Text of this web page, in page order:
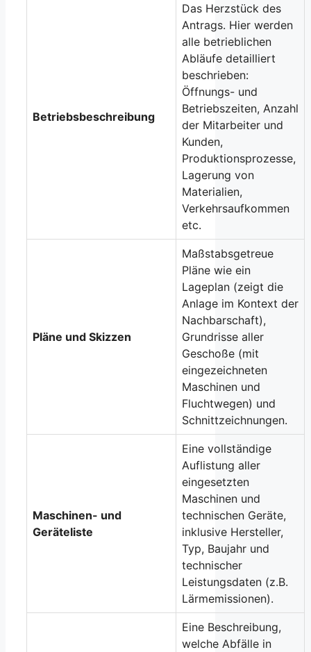
Betriebsbeschreibung
Das Herzstück des
Antrags. Hier werden
alle betrieblichen
Abläufe detailliert
beschrieben:
Öffnungs- und
Betriebszeiten, Anzahl
der Mitarbeiter und
Kunden,
Produktionsprozesse,
Lagerung von
Materialien,
Verkehrsaufkommen
etc.
Pläne und Skizzen
Maßstabsgetreue
Pläne wie ein
Lageplan (zeigt die
Anlage im Kontext der
Nachbarschaft),
Grundrisse aller
Geschoße (mit
eingezeichneten
Maschinen und
Fluchtwegen) und
Schnittzeichnungen.
Maschinen- und
Geräteliste
Eine vollständige
Auflistung aller
eingesetzten
Maschinen und
technischen Geräte,
inklusive Hersteller,
Typ, Baujahr und
technischer
Leistungsdaten (z.B.
Lärmemissionen).
Eine Beschreibung,
welche Abfälle in